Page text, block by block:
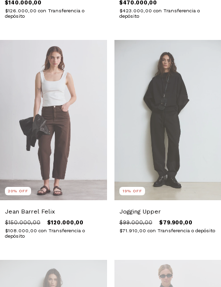
$140.000,00
$126.000,00 con Transferencia o
depósito
$470.000,00
$423.000,00 con Transferencia o
depósito
20% OFF
Jean Barrel Felix
$150.000,00 $120.000,00
$108.000,00 con Transferencia o
depósito
19% OFF
Jogging Upper
$99.000,00 $79.900,00
$71.910,00 con Transferencia o depósito